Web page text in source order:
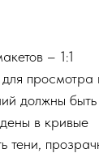
– 1:1
должны
в кривые